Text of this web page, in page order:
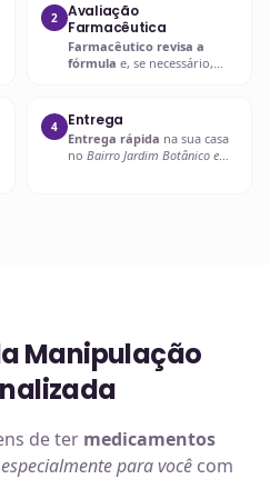
2
Avaliação
Farmacêutica
Farmacêutico revisa a
fórmula e, se necessário,
esclarecimentos.
4 Entrega
Entrega rápida na sua casa
no Bairro Jardim Botânico em
Manipulação
de ter medicamentos
para vocêcom